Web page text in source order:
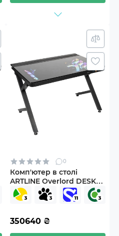
0
Комп'ютер в столі
ARTLINE Overlord DESK
Windows 11 Pro
(DESKv15Win)
350640 ₴